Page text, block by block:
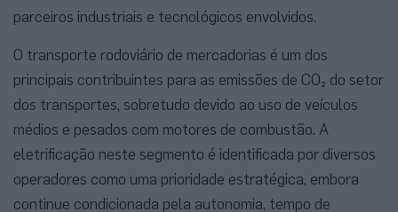
parceiros industriais e tecnológicos envolvidos.
O transporte rodoviário de mercadorias é um dos
principais contribuintes para as emissões de CO₂ do setor
dos transportes, sobretudo devido ao uso de veículos
médios e pesados com motores de combustão. A
eletrificação neste segmento é identificada por diversos
operadores como uma prioridade estratégica, embora
continue condicionada pela autonomia, tempo de